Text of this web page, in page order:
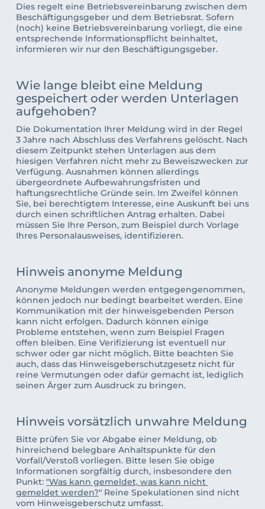
Dies regelt eine Betriebsvereinbarung zwischen dem
Beschäftigungsgeber und dem Betriebsrat. Sofern
(noch) keine Betriebsvereinbarung vorliegt, die eine
entsprechende Informationspflicht beinhaltet,
informieren wir nur den Beschäftigungsgeber.
Wie lange bleibt eine Meldung
gespeichert oder werden Unterlagen
aufgehoben?
Die Dokumentation Ihrer Meldung wird in der Regel
3 Jahre nach Abschluss des Verfahrens gelöscht. Nach
diesem Zeitpunkt stehen Unterlagen aus dem
hiesigen Verfahren nicht mehr zu Beweiszwecken zur
Verfügung. Ausnahmen können allerdings
übergeordnete Aufbewahrungsfristen und
haftungsrechtliche Gründe sein. Im Zweifel können
Sie, bei berechtigtem Interesse, eine Auskunft bei uns
durch einen schriftlichen Antrag erhalten. Dabei
müssen Sie Ihre Person, zum Beispiel durch Vorlage
Ihres Personalausweises, identifizieren.
Hinweis anonyme Meldung
Anonyme Meldungen werden entgegengenommen,
können jedoch nur bedingt bearbeitet werden. Eine
Kommunikation mit der hinweisgebenden Person
kann nicht erfolgen. Dadurch können einige
Probleme entstehen, wenn zum Beispiel Fragen
offen bleiben. Eine Verifizierung ist eventuell nur
schwer oder gar nicht möglich. Bitte beachten Sie
auch, dass das Hinweisgeberschutzgesetz nicht für
reine Vermutungen oder dafür gemacht ist, lediglich
seinen Ärger zum Ausdruck zu bringen.
Hinweis vorsätzlich unwahre Meldung
Bitte prüfen Sie vor Abgabe einer Meldung, ob
hinreichend belegbare Anhaltspunkte für den
Vorfall/Verstoß vorliegen. Bitte lesen Sie obige
Informationen sorgfältig durch, insbesondere den
Punkt: "Was kann gemeldet, was kann nicht
gemeldet werden?" Reine Spekulationen sind nicht
vom Hinweisgeberschutz umfasst.